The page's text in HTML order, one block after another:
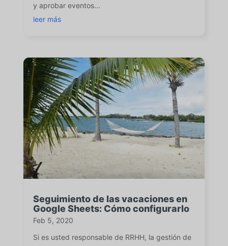
y aprobar eventos...
leer más
Seguimiento de las vacaciones en
Google Sheets: Cómo configurarlo
Feb 5, 2020
Si es usted responsable de RRHH, la gestión de